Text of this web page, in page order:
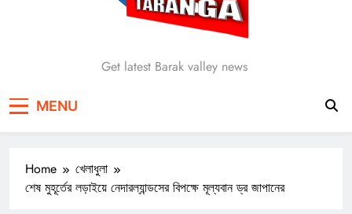
Barak Taranga
Get latest Barak valley news
MENU
Home
খেলাধুলা
শেষ মুহূর্তের লড়াইয়ে নেদারল্যান্ডসের বিপক্ষে মূল্যবান ড্র জাপানের